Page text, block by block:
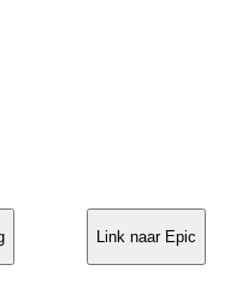
Link naar Epic